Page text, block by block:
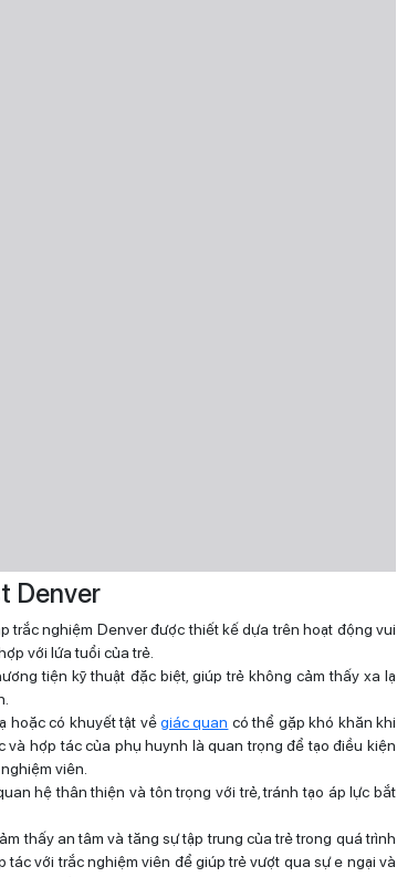
Denver
trắc nghiệm Denver được thiết kế dựa trên hoạt động vui
với lứa tuổi của trẻ.
tiện kỹ thuật đặc biệt, giúp trẻ không cảm thấy xa lạ
hoặc có khuyết tật vềgiác quan có thể gặp khó khăn khi
và hợp tác của phụ huynh là quan trọng để tạo điều kiện
viên.
hệ thân thiện và tôn trọng với trẻ, tránh tạo áp lực bắt
thấy an tâm và tăng sự tập trung của trẻ trong quá trình
tác với trắc nghiệm viên để giúp trẻ vượt qua sự e ngại và